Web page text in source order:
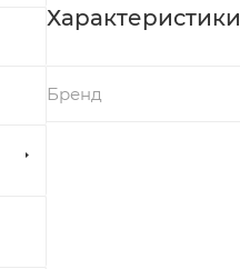
Характеристики
Бренд